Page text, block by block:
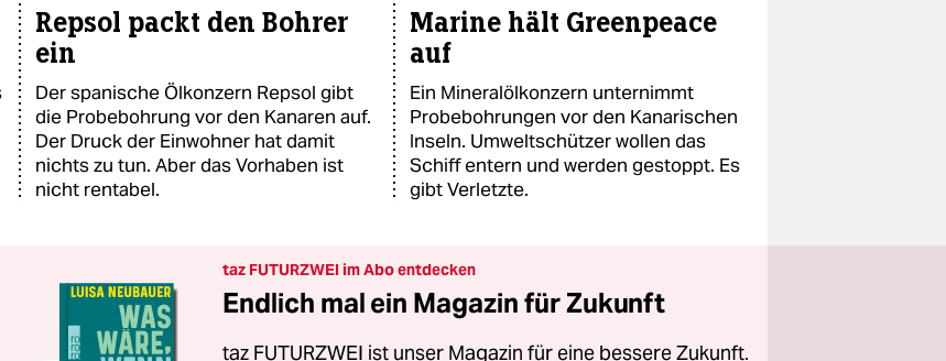
Repsol packt den Bohrer
ein
Der spanische Ölkonzern Repsol gibt
die Probebohrung vor den Kanaren auf.
Der Druck der Einwohner hat damit
nichts zu tun. Aber das Vorhaben ist
nicht rentabel.
Marine hält Greenpeace
auf
Ein Mineralölkonzern unternimmt
Probebohrungen vor den Kanarischen
Inseln. Umweltschützer wollen das
Schiff entern und werden gestoppt. Es
gibt Verletzte.
taz FUTURZWEI im Abo entdecken
Endlich mal ein Magazin für Zukunft
taz FUTURZWEI ist unser Magazin für eine bessere Zukunft.